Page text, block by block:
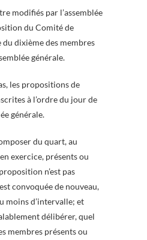
modifiés par l’assemblée
du Comité de
dixième des membres
générale.
les propositions de
à l’ordre du jour de
générale.
du quart, au
exercice, présents ou
n’est pas
convoquée de nouveau,
moins d’intervalle; et
délibérer, quel
membres présents ou